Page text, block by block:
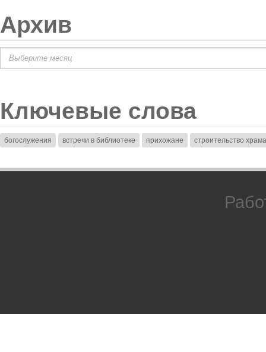
Архив
Архив
Ключевые слова
богослужения встречи в библиотеке прихожане строительство храма